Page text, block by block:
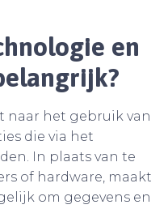
en
naar het gebruik van
die via het
In plaats van te
of hardware, maakt
om gegevens en